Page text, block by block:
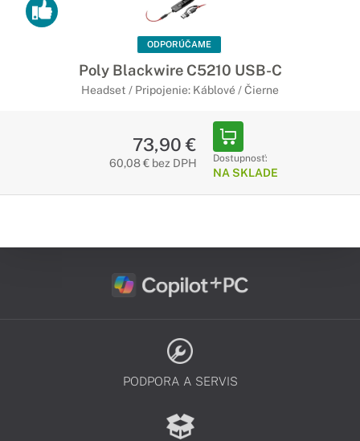
Herné slúchadlá sú prispôsobené na to, aby splnili
podmienky každého hráča. Komunikujte so spoluhráčmi a
vychutnávajte si plný a čistý zvuk pri Vašich hrách.
ODPORÚČAME
Poly Blackwire C5210 USB-C
Headset / Pripojenie: Káblové / Čierne
73,90 €
60,08 € bez DPH Dostupnosť:
NA SKLADE
PODPORA A SERVIS